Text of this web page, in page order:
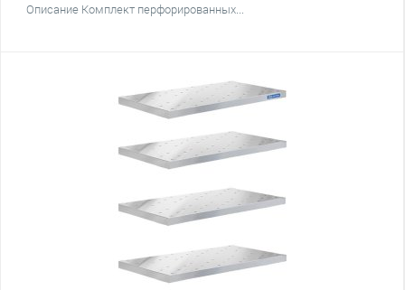
Описание Комплект перфорированных...